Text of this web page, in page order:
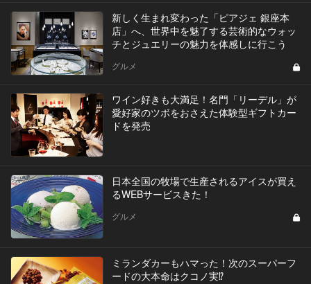
新しく生まれ変わった「ピアジェ 銀座本
店」へ、世界中を魅了する芸術的なウォッ
チとジュエリーの魅力を体感しに行こう
グルメ
​ワイン好きも大満足！名門「リーデル」が
愛好家のツボをおさえた体験型ギフトカー
ドを発売
日本全国の牧場で生産されるアイスが買え
るWEBサービスきた！
グルメ
ミランダカーもハマった！次のスーパーフ
ードの大本命はクコノ実⁉︎